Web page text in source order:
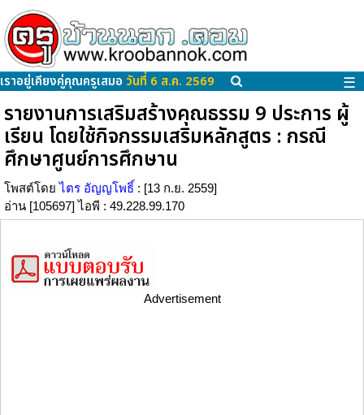
เราอยู่เคียงคู่คุณครูเสมอ วันที่ 6 ส.ค. 2569 ☰
รายงานการเสริมสร้างคุณธรรม 9 ประการ ผู้
เรียน โดยใช้กิจกรรมเสริมหลักสูตร : กรณี
ศึกษาศูนย์การศึกษาน
โพสต์โดยไตร อัญญโพธิ์ : [13 ก.ย. 2559]
อ่าน [105697] ไอพี : 49.228.99.170
Advertisement